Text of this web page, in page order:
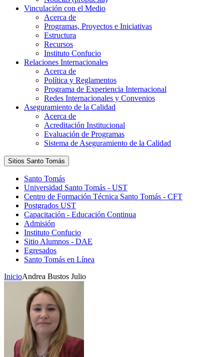
Vinculación con el Medio
Acerca de
Programas, Proyectos e Iniciativas
Estructura
Recursos
Instituto Confucio
Relaciones Internacionales
Acerca de
Política y Reglamentos
Programa de Experiencia Internacional
Redes Internacionales y Convenios
Aseguramiento de la Calidad
Acerca de
Acreditación Institucional
Evaluación de Programas
Sistema de Aseguramiento de la Calidad
Sitios Santo Tomás
Santo Tomás
Universidad Santo Tomás - UST
Centro de Formación Técnica Santo Tomás - CFT
Postgrados UST
Capacitación - Educación Continua
Admisión
Instituto Confucio
Sitio Alumnos - DAE
Egresados
Santo Tomás en Línea
InicioAndrea Bustos Julio